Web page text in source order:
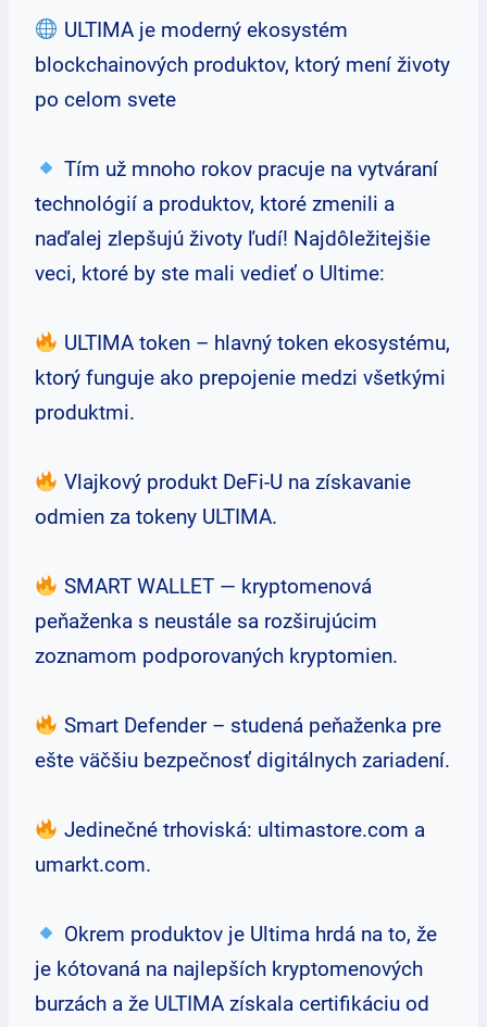
ULTIMA je moderný ekosystém
blockchainových produktov, ktorý mení životy
po celom svete
Tím už mnoho rokov pracuje na vytváraní
technológií a produktov, ktoré zmenili a
naďalej zlepšujú životy ľudí! Najdôležitejšie
veci, ktoré by ste mali vedieť o Ultime:
ULTIMA token – hlavný token ekosystému,
ktorý funguje ako prepojenie medzi všetkými
produktmi.
Vlajkový produkt DeFi-U na získavanie
odmien za tokeny ULTIMA.
SMART WALLET — kryptomenová
peňaženka s neustále sa rozširujúcim
zoznamom podporovaných kryptomien.
Smart Defender – studená peňaženka pre
ešte väčšiu bezpečnosť digitálnych zariadení.
Jedinečné trhoviská: ultimastore.com a
umarkt.com.
Okrem produktov je Ultima hrdá na to, že
je kótovaná na najlepších kryptomenových
burzách a že ULTIMA získala certifikáciu od